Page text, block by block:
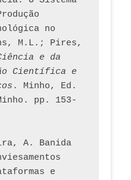
no
M.L.; Pires,
e da
Científica e
. Minho, Ed.
pp. 153-
A. Banida
e